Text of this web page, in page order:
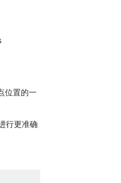
位置的一
行更准确